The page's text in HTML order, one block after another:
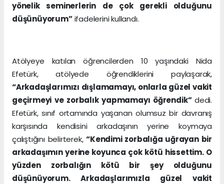
yönelik seminerlerin de çok gerekli olduğunu
düşünüyorum”ifadelerini kullandı.
Atölyeye katılan öğrencilerden 10 yaşındaki Nida
Efetürk, atölyede öğrendiklerini paylaşarak,
“Arkadaşlarımızı dışlamamayı, onlarla güzel vakit
geçirmeyi ve zorbalık yapmamayı öğrendik” dedi.
Efetürk, sınıf ortamında yaşanan olumsuz bir davranış
karşısında kendisini arkadaşının yerine koymaya
çalıştığını belirterek,“Kendimi zorbalığa uğrayan bir
arkadaşımın yerine koyunca çok kötü hissettim. O
yüzden zorbalığın kötü bir şey olduğunu
düşünüyorum. Arkadaşlarımızla güzel vakit